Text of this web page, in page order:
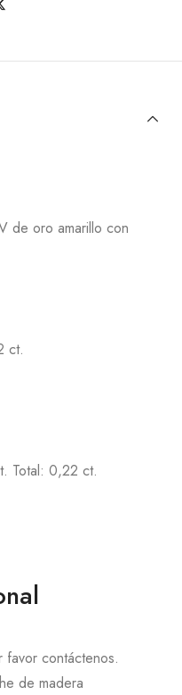
de oro amarillo con
ct.
Total: 0,22 ct.
favor contáctenos.
de madera